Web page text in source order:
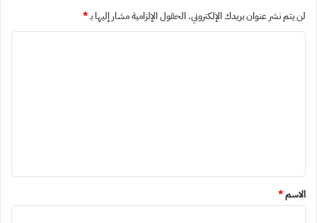
لن يتم نشر عنوان بريدك الإلكتروني. الحقول الإلزامية مشار إليها بـ*
*
الاسم*